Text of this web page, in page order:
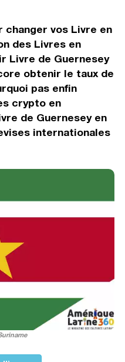
changer vos Livre en
des Livres en
Livre de Guernesey
obtenir le taux de
pas enfin
crypto en
de Guernesey en
internationales